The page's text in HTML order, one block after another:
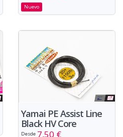
Nuevo
Yamai PE Assist Line
Black HV Core
Desde 7,50 €